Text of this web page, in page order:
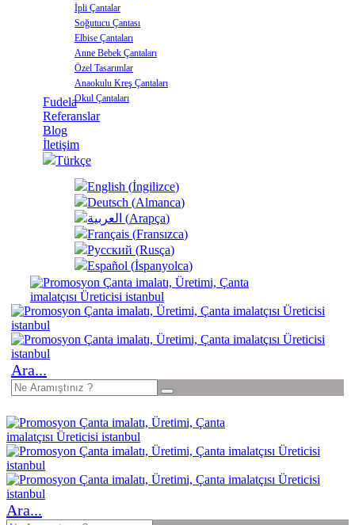
İpli Çantalar
Soğutucu Çantası
Elbise Çantaları
Anne Bebek Çantaları
Özel Tasarımlar
Anaokulu Kreş Çantaları
Okul Çantaları
Fudela
Referanslar
Blog
İletişim
Türkçe
English (İngilizce)
Deutsch (Almanca)
العربية (Arapça)
Français (Fransızca)
Русский (Rusça)
Español (İspanyolca)
Ara...
Ara...